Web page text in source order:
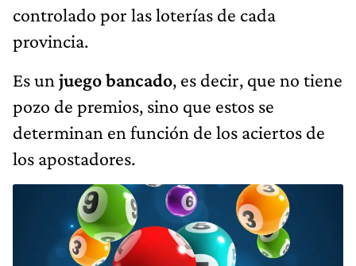
controlado por las loterías de cada
provincia.
Es un juego bancado, es decir, que no tiene
pozo de premios, sino que estos se
determinan en función de los aciertos de
los apostadores.